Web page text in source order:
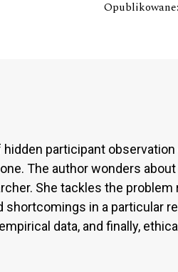
participant
The author wonders
She tackles the
shortcomings in a particular
data, and finally,